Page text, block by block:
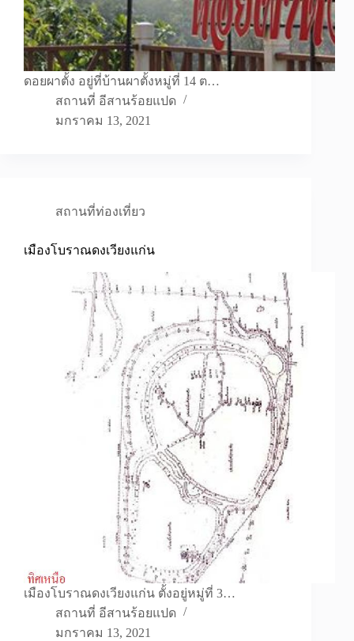
ดอยผาตั้ง อยู่ที่บ้านผาตั้งหมู่ที่ 14 ต…
สถานที่ อีสานร้อยแปด
มกราคม 13, 2021
สถานที่ท่องเที่ยว
เมืองโบราณดงเวียงแก่น
เมืองโบราณดงเวียงแก่น ตั้งอยู่หมู่ที่ 3…
สถานที่ อีสานร้อยแปด
มกราคม 13, 2021